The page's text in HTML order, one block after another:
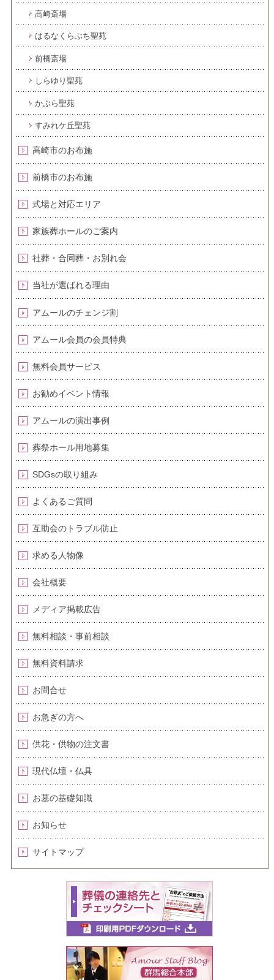
高崎斎場
はるなくらぶち聖苑
前橋斎場
しらゆり聖苑
かぶら聖苑
すみれケ丘聖苑
高崎市のお布施
前橋市のお布施
式場と対応エリア
家族葬ホールのご案内
社葬・合同葬・お別れ会
当社が選ばれる理由
アムールのチェンジ割
アムール会員の会員特典
無料会員サービス
お勧めイベント情報
アムールの演出事例
葬祭ホール用地募集
SDGsの取り組み
よくあるご質問
互助会のトラブル防止
求める人物像
会社概要
メディア掲載広告
無料相談・事前相談
無料資料請求
お問合せ
お急ぎの方へ
供花・供物の注文書
現代仏壇・仏具
お墓の基礎知識
お知らせ
サイトマップ